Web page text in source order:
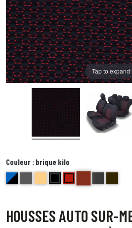
Tap to expand
Couleur : brique kilo
bleu et noir Delta
anthracite golf
beige bravo
noir centre gris bord noir
Rouge ( bord noir) Echo
brique kilo
HOUSSES AUTO SUR-